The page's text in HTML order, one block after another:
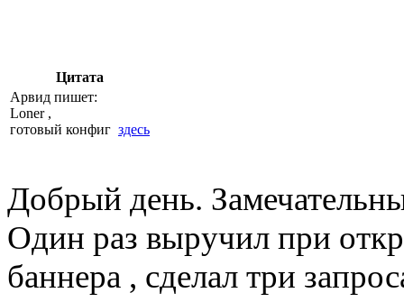
Цитата
Арвид пишет:
Loner ,
готовый конфиг здесь
Добрый день.
Один раз выручил при
баннера , сделал три